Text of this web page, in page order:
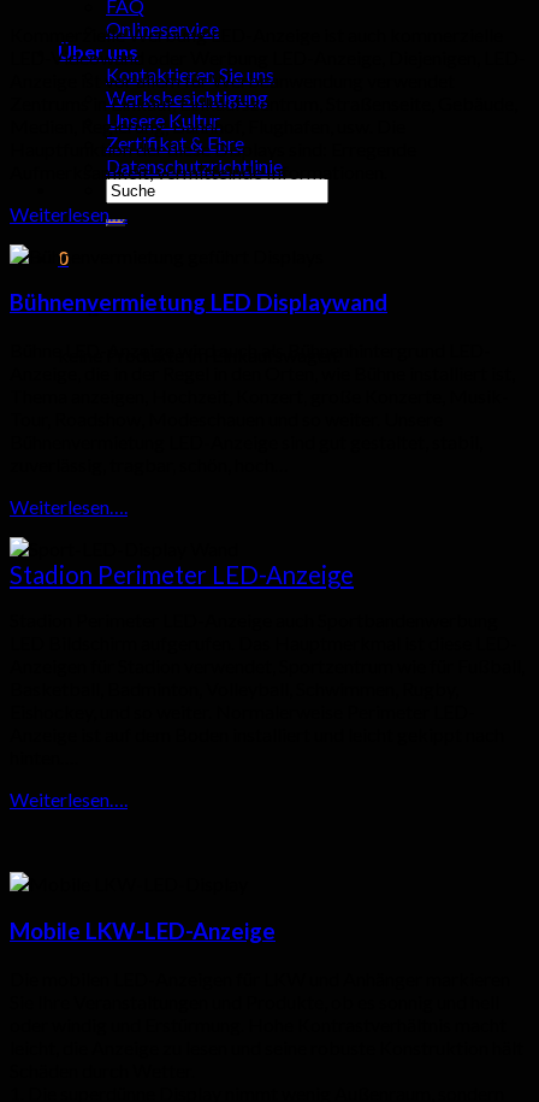
FAQ
Onlineservice
Über uns
Kontaktieren Sie uns
Werksbesichtigung
Unsere Kultur
Zertifikat & Ehre
Datenschutzrichtlinie
Suchen
nach:
0
Wagen
Kommerzielle Werbung LED-Anzeige ist auch kommerzielle
LED-Videowand oder Werbung LED-Anzeige, Diejenigen, LED-
Anzeige ist vor allem für Werbeanwendung verwendet
Zentrums in Einkauf, Einkaufszentrum, Straßenseite, Gebäude,
Medien, Regierung, Bahnhof, Flughafen, usw. Die
Hauptfunktion der diese Displays sind: Erregende
Aufmerksamkeit, vermittelnde Informationen.
Weiterlesen….
Bühnenvermietung LED Displaywand
Weiterlesen….
Stadion Perimeter LED-Anzeige
Weiterlesen….
Mobile LKW-LED-Anzeige